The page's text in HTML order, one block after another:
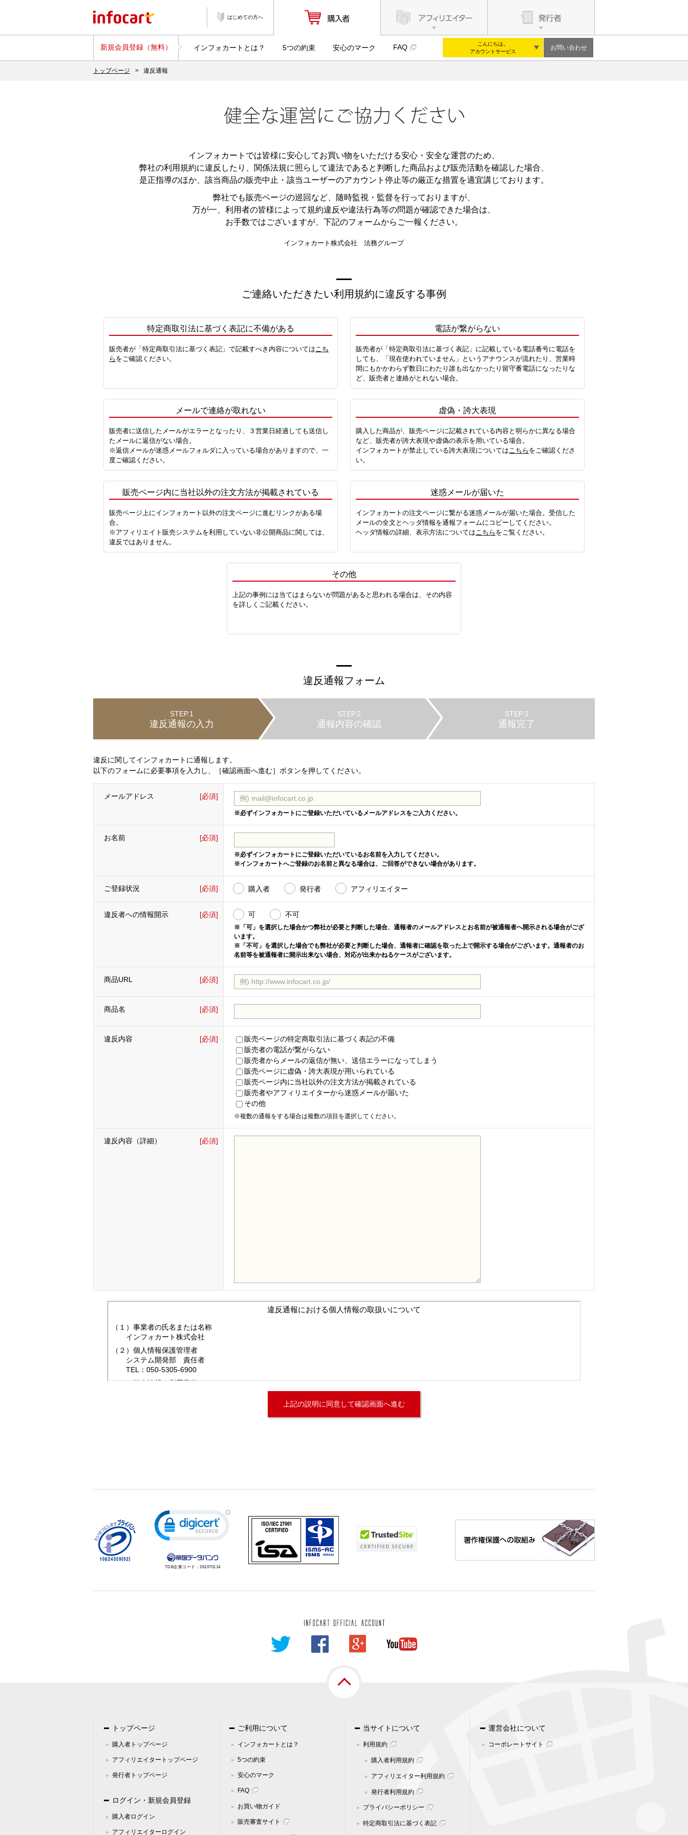
はじめての方へ
新規会員登録（無料） インフォカートとは？ 5つの約束 安心のマーク FAQ
こんにちは。
アカウントサービス
お問い合わせ
トップページ > 違反通報
インフォカートでは皆様に安心してお買い物をいただける安心・安全な運営のため、
弊社の利用規約に違反したり、関係法規に照らして違法であると判断した商品および販売活動を確認した場合、
是正指導のほか、該当商品の販売中止・該当ユーザーのアカウント停止等の厳正な措置を適宜講じております。
弊社でも販売ページの巡回など、随時監視・監督を行っておりますが、
万が一、利用者の皆様によって規約違反や違法行為等の問題が確認できた場合は、
お手数ではございますが、下記のフォームからご一報ください。
インフォカート株式会社 法務グループ
ご連絡いただきたい利用規約に違反する事例
特定商取引法に基づく表記に不備がある
販売者が「特定商取引法に基づく表記」で記載すべき内容についてはこち
ら をご確認ください。
電話が繋がらない
販売者が「特定商取引法に基づく表記」に記載している電話番号に電話を
しても、「現在使われていません」というアナウンスが流れたり、営業時
間にもかかわらず数日にわたり誰も出なかったり留守番電話になったりな
ど、販売者と連絡がとれない場合。
メールで連絡が取れない
販売者に送信したメールがエラーとなったり、３営業日経過しても送信し
たメールに返信がない場合。
※返信メールが迷惑メールフォルダに入っている場合がありますので、一
度ご確認ください。
虚偽・誇大表現
購入した商品が、販売ページに記載されている内容と明らかに異なる場合
など、販売者が誇大表現や虚偽の表示を用いている場合。
インフォカートが禁止している誇大表現についてはこちら をご確認くださ
い。
販売ページ内に当社以外の注文方法が掲載されている
販売ページ上にインフォカート以外の注文ページに進むリンクがある場
合。
※アフィリエイト販売システムを利用していない非公開商品に関しては、
違反ではありません。
迷惑メールが届いた
インフォカートの注文ページに繋がる迷惑メールが届いた場合。受信した
メールの全文とヘッダ情報を通報フォームにコピーしてください。
ヘッダ情報の詳細、表示方法についてはこちら をご覧ください。
その他
上記の事例には当てはまらないが問題があると思われる場合は、その内容
を詳しくご記載ください。
違反通報フォーム
STEP.1
違反通報の入力
STEP.2
通報内容の確認
STEP.3
通報完了
違反に関してインフォカートに通報します。
以下のフォームに必要事項を入力し、［確認画面へ進む］ボタンを押してください。
メールアドレス [必須]
※必ずインフォカートにご登録いただいているメールアドレスをご入力ください。
お名前 [必須]
※必ずインフォカートにご登録いただいているお名前を入力してください。
※インフォカートへご登録のお名前と異なる場合は、ご回答ができない場合があります。
ご登録状況 [必須] 購入者 発行者 アフィリエイター
違反者への情報開示 [必須] 可 不可
※「可」を選択した場合かつ弊社が必要と判断した場合、通報者のメールアドレスとお名前が被通報者へ開示される場合がござ
います。
※「不可」を選択した場合でも弊社が必要と判断した場合、通報者に確認を取った上で開示する場合がございます。通報者のお
名前等を被通報者に開示出来ない場合、対応が出来かねるケースがございます。
商品URL [必須]
商品名 [必須]
違反内容 [必須]
販売ページの特定商取引法に基づく表記の不備
販売者の電話が繋がらない
販売者からメールの返信が無い、送信エラーになってしまう
販売ページに虚偽・誇大表現が用いられている
販売ページ内に当社以外の注文方法が掲載されている
販売者やアフィリエイターから迷惑メールが届いた
その他
※複数の通報をする場合は複数の項目を選択してください。
違反内容（詳細） [必須]
違反通報における個人情報の取扱いについて
（１）事業者の氏名または名称
インフォカート株式会社
（２）個人情報保護管理者
システム開発部 責任者
TEL：050-5305-6900
（３）個人情報の利用目的
取得した個人情報は法令等による場合を除いて第三者に提供することはありません。
（８）個人情報の安全管理措置について
取得した個人情報については、漏洩、減失またはき損の防止と是正、その他個人情報の安全管理のために必要かつ適切な措置を講じます。
ご通報への回答後、取得した個人情報は当社内において削除致します。
（９）個人情報保護方針
当社ホームページの個人情報保護方針
をご覧下さい。
TDB企業コード： 261070114
トップページ
購入者トップページ
アフィリエイタートップページ
発行者トップページ
ログイン・新規会員登録
購入者ログイン
アフィリエイターログイン
ご利用について
インフォカートとは？
5つの約束
安心のマーク
FAQ
お買い物ガイド
販売審査サイト
当サイトについて
利用規約
購入者利用規約
アフィリエイター利用規約
発行者利用規約
プライバシーポリシー
特定商取引法に基づく表記
運営会社について
コーポレートサイト